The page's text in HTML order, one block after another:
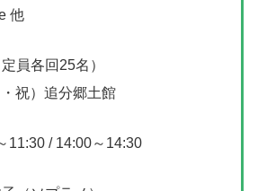
他
員各回25名）
祝）追分郷土館
11:30 / 14:00～14:30